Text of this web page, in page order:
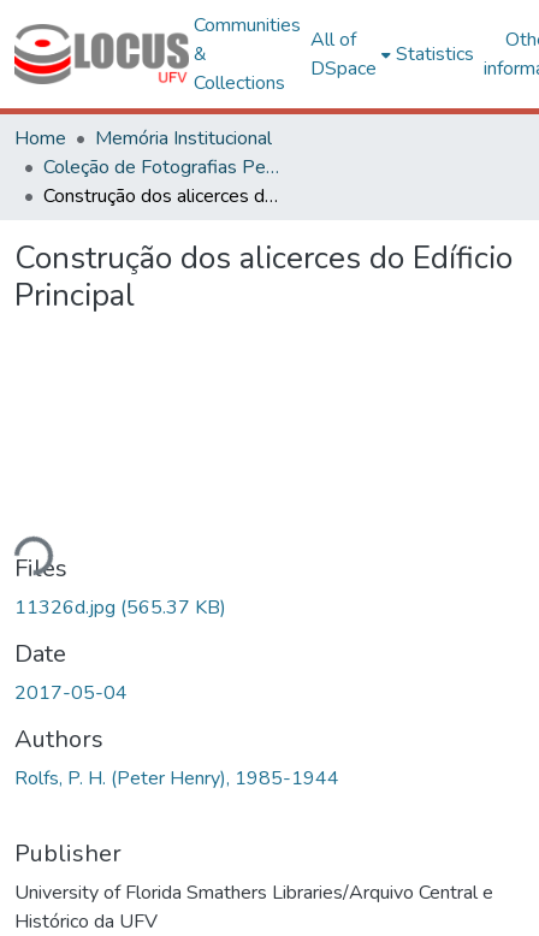
Communities
&
Collections
All of
DSpace
Statistics
Home
Memória Institucional
Coleção de Fotografias Peter Henry Rolfs
Construção dos alicerces do Edíficio Principal
Construção dos alicerces do Edíficio
Principal
Files
11326d.jpg (565.37 KB)
Date
2017-05-04
Authors
Rolfs, P. H. (Peter Henry), 1985-1944
Publisher
University of Florida Smathers Libraries/Arquivo Central e
Histórico da UFV